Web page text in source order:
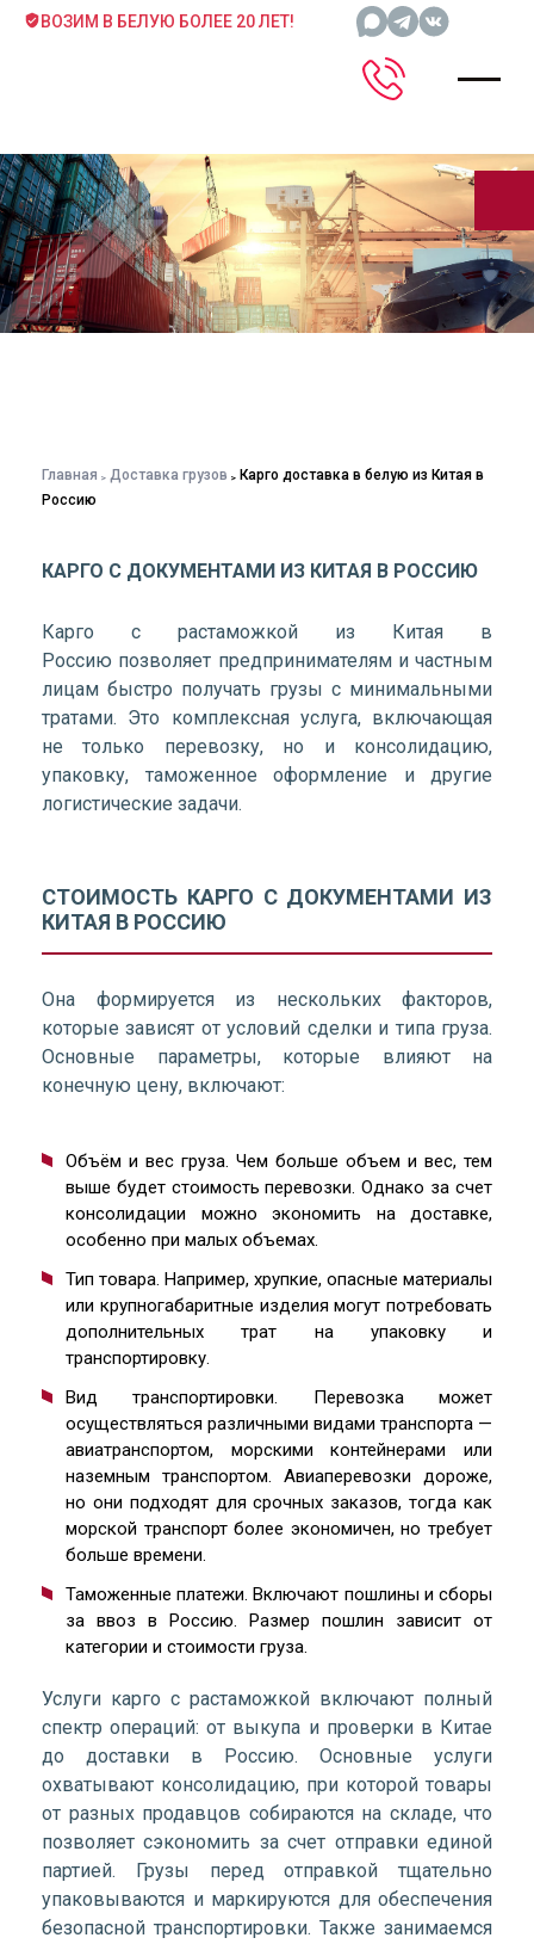
ВОЗИМ В БЕЛУЮ БОЛЕЕ 20 ЛЕТ!
КАРГО С ДОКУМЕНТАМИ ИЗ КИТАЯ В РОССИЮ
Карго с растаможкой из Китая в
Россию позволяет предпринимателям и частным
лицам быстро получать грузы с минимальными
тратами. Это комплексная услуга, включающая
не только перевозку, но и консолидацию,
упаковку, таможенное оформление и другие
логистические задачи.
СТОИМОСТЬ КАРГО С ДОКУМЕНТАМИ ИЗ
КИТАЯ В РОССИЮ
Она формируется из нескольких факторов,
которые зависят от условий сделки и типа груза.
Основные параметры, которые влияют на
конечную цену, включают:
Объём и вес груза. Чем больше объем и вес, тем
выше будет стоимость перевозки. Однако за счет
консолидации можно экономить на доставке,
особенно при малых объемах.
Тип товара. Например, хрупкие, опасные материалы
или крупногабаритные изделия могут потребовать
дополнительных трат на упаковку и
транспортировку.
Вид транспортировки. Перевозка может
осуществляться различными видами транспорта —
авиатранспортом, морскими контейнерами или
наземным транспортом. Авиаперевозки дороже,
но они подходят для срочных заказов, тогда как
морской транспорт более экономичен, но требует
больше времени.
Таможенные платежи. Включают пошлины и сборы
за ввоз в Россию. Размер пошлин зависит от
категории и стоимости груза.
Услуги карго с растаможкой включают полный
спектр операций: от выкупа и проверки в Китае
до доставки в Россию. Основные услуги
охватывают консолидацию, при которой товары
от разных продавцов собираются на складе, что
позволяет сэкономить за счет отправки единой
партией. Грузы перед отправкой тщательно
упаковываются и маркируются для обеспечения
безопасной транспортировки. Также занимаемся
Главная Доставка грузов
Карго доставка в белую из Китая в
Россию